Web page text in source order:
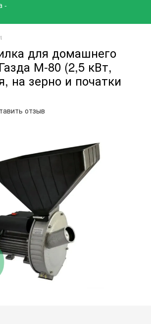
для домашнего
М-80 (2,5 кВт,
на зерно и початки
отзыв